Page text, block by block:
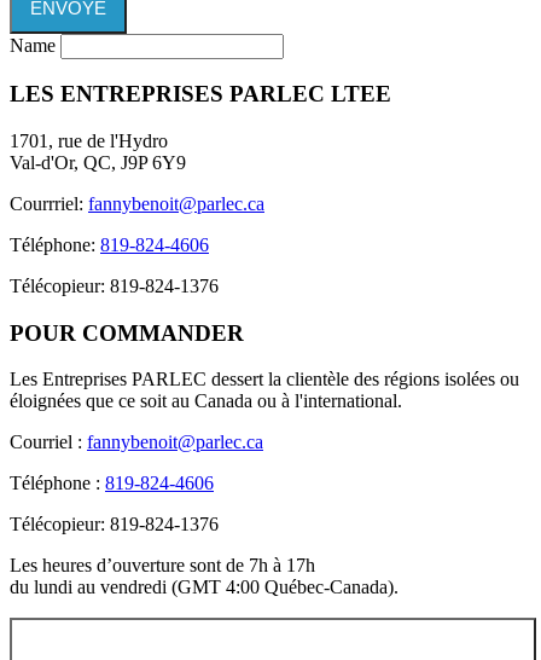
ENVOYÉ
Name
LES ENTREPRISES PARLEC LTEE
1701, rue de l'Hydro
Val-d'Or, QC, J9P 6Y9
Courrriel: fannybenoit@parlec.ca
Téléphone: 819-824-4606
Télécopieur: 819-824-1376
POUR COMMANDER
Les Entreprises PARLEC dessert la clientèle des régions isolées ou
éloignées que ce soit au Canada ou à l'international.
Courriel : fannybenoit@parlec.ca
Téléphone : 819-824-4606
Télécopieur: 819-824-1376
Les heures d’ouverture sont de 7h à 17h
du lundi au vendredi (GMT 4:00 Québec-Canada).